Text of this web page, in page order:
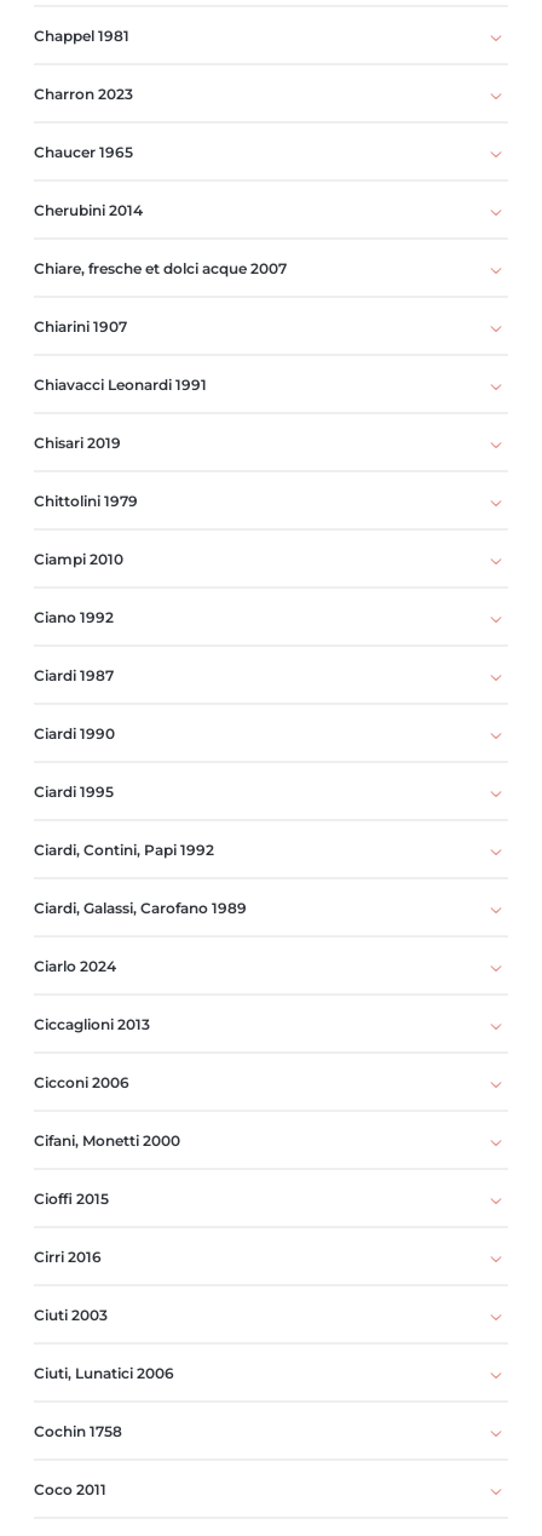
Chappel 1981
Charron 2023
Chaucer 1965
Cherubini 2014
Chiare, fresche et dolci acque 2007
Chiarini 1907
Chiavacci Leonardi 1991
Chisari 2019
Chittolini 1979
Ciampi 2010
Ciano 1992
Ciardi 1987
Ciardi 1990
Ciardi 1995
Ciardi, Contini, Papi 1992
Ciardi, Galassi, Carofano 1989
Ciarlo 2024
Ciccaglioni 2013
Cicconi 2006
Cifani, Monetti 2000
Cioffi 2015
Cirri 2016
Ciuti 2003
Ciuti, Lunatici 2006
Cochin 1758
Coco 2011